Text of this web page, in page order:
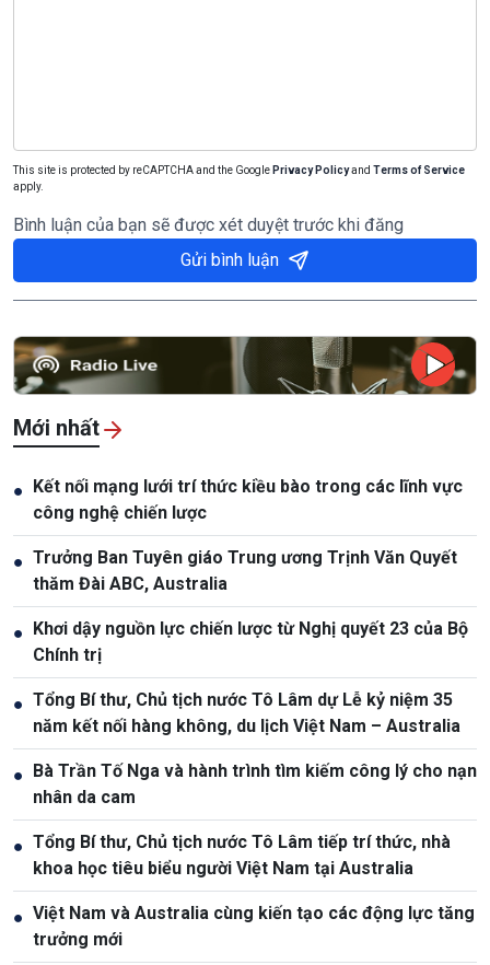
This site is protected by reCAPTCHA and the Google Privacy Policyand Terms of Service
apply.
Bình luận của bạn sẽ được xét duyệt trước khi đăng
Gửi bình luận
Mới nhất
● Kết nối mạng lưới trí thức kiều bào trong các lĩnh vực
công nghệ chiến lược
● Trưởng Ban Tuyên giáo Trung ương Trịnh Văn Quyết
thăm Đài ABC, Australia
● Khơi dậy nguồn lực chiến lược từ Nghị quyết 23 của Bộ
Chính trị
● Tổng Bí thư, Chủ tịch nước Tô Lâm dự Lễ kỷ niệm 35
năm kết nối hàng không, du lịch Việt Nam – Australia
● Bà Trần Tố Nga và hành trình tìm kiếm công lý cho nạn
nhân da cam
● Tổng Bí thư, Chủ tịch nước Tô Lâm tiếp trí thức, nhà
khoa học tiêu biểu người Việt Nam tại Australia
● Việt Nam và Australia cùng kiến tạo các động lực tăng
trưởng mới